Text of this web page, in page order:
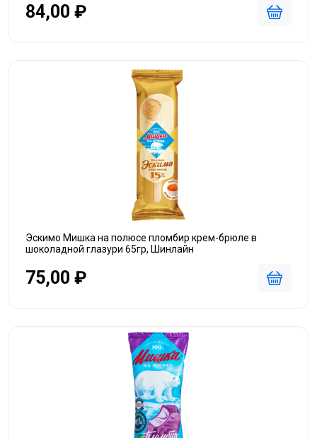
84,00 ₽
Эскимо Мишка на полюсе пломбир крем-брюле в
шоколадной глазури 65гр, Шинлайн
75,00 ₽